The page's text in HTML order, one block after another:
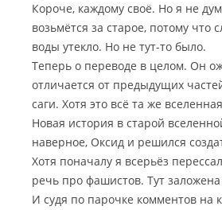
Короче, каждому своё. Но я не
возьмётся за старое, потому что
воды утекло. Но не тут-то было.
Теперь о переводе в целом. Он
отличается от предыдущих
саги. Хотя это всё та же
Новая история в старой
наверное, Оксид и решился
Хотя поначалу я всерьёз
речь про фашистов. Тут
И судя по парочке комментов на